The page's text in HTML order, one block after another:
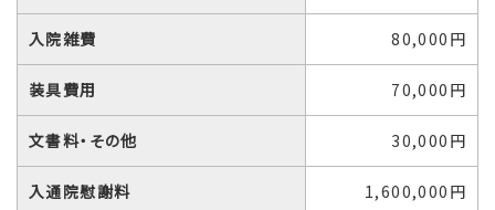
入院雑費 80,000円
装具費用 70,000円
文書料・その他 30,000円
入通院慰謝料 1,600,000円